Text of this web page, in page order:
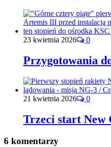
23 kwietnia 2026 0
Przygotowania
21 kwietnia 2026 0
Trzeci start New
6 komentarzy